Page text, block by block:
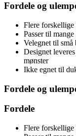
Fordele og
Flere forskellige
Passer til
Velegnet til små
Designet
mønster
Ikke egnet til
Fordele og
Fordele
Flere forskellige